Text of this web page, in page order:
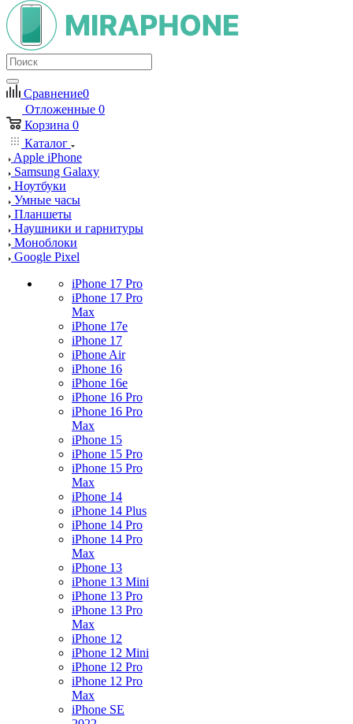
Сравнение0
Отложенные 0
Корзина 0
Каталог
Apple iPhone
Samsung Galaxy
Ноутбуки
Умные часы
Планшеты
Наушники и гарнитуры
Моноблоки
Google Pixel
iPhone 17 Pro
iPhone 17 Pro
Max
iPhone 17e
iPhone 17
iPhone Air
iPhone 16
iPhone 16e
iPhone 16 Pro
iPhone 16 Pro
Max
iPhone 15
iPhone 15 Pro
iPhone 15 Pro
Max
iPhone 14
iPhone 14 Plus
iPhone 14 Pro
iPhone 14 Pro
Max
iPhone 13
iPhone 13 Mini
iPhone 13 Pro
iPhone 13 Pro
Max
iPhone 12
iPhone 12 Mini
iPhone 12 Pro
iPhone 12 Pro
Max
iPhone SE